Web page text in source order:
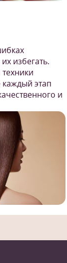
избегать.
каждый этап
и